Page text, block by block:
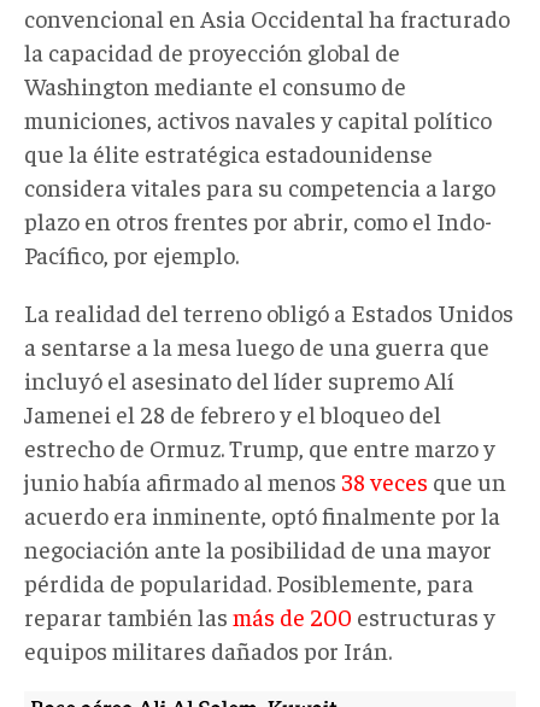
convencional en Asia Occidental ha fracturado
la capacidad de proyección global de
Washington mediante el consumo de
municiones, activos navales y capital político
que la élite estratégica estadounidense
considera vitales para su competencia a largo
plazo en otros frentes por abrir, como el Indo-
Pacífico, por ejemplo.
La realidad del terreno obligó a Estados Unidos
a sentarse a la mesa luego de una guerra que
incluyó el asesinato del líder supremo Alí
Jamenei el 28 de febrero y el bloqueo del
estrecho de Ormuz. Trump, que entre marzo y
junio había afirmado al menos 38 veces que un
acuerdo era inminente, optó finalmente por la
negociación ante la posibilidad de una mayor
pérdida de popularidad. Posiblemente, para
reparar también las más de 200 estructuras y
equipos militares dañados por Irán.